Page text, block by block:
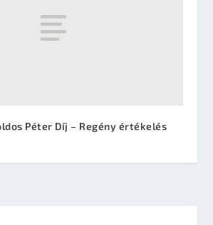
Péter Díj – Regény értékelés